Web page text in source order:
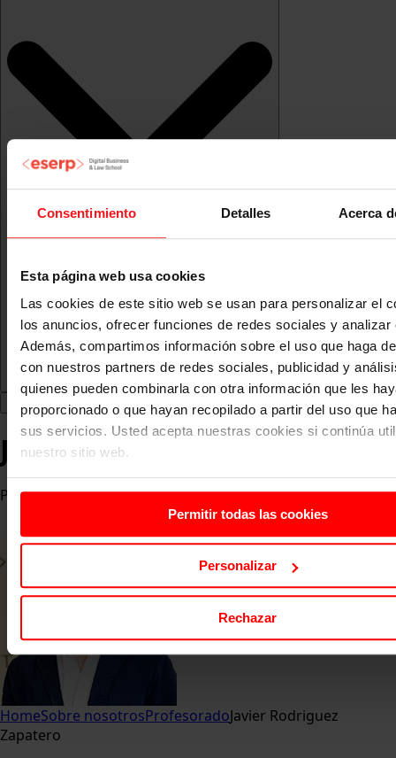
Consentimiento Detalles Acerca
Esta página web usa cookies
Las cookies de este sitio web se usan para personalizar el
los anuncios, ofrecer funciones de redes sociales y analizar
Además, compartimos información sobre el uso que haga
con nuestros partners de redes sociales, publicidad y
quienes pueden combinarla con otra información que les
proporcionado o que hayan recopilado a partir del uso que
sus servicios. Usted acepta nuestras cookies si continúa
nuestro sitio web.
Permitir todas las cookies
Personalizar
Rechazar
Javier Rodriguez Zapatero
Presidente del Grupo Digitalent
HomeSobre nosotrosProfesoradoJavier Rodriguez
Zapatero